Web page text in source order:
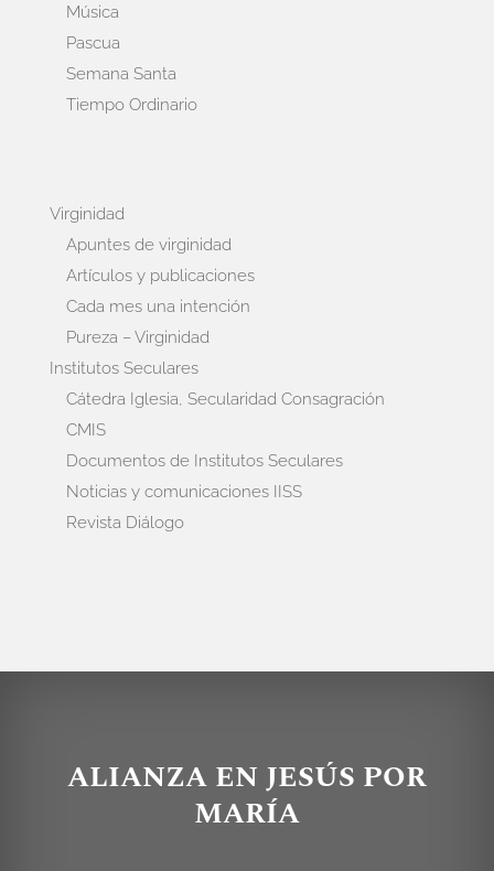
Música
Pascua
Semana Santa
Tiempo Ordinario
Virginidad
Apuntes de virginidad
Artículos y publicaciones
Cada mes una intención
Pureza – Virginidad
Institutos Seculares
Cátedra Iglesia, Secularidad Consagración
CMIS
Documentos de Institutos Seculares
Noticias y comunicaciones IISS
Revista Diálogo
ALIANZA EN JESÚS POR
MARÍA